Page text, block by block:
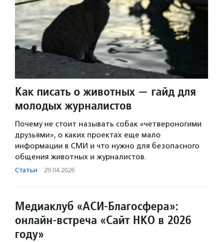
Как писать о животных — гайд для
молодых журналистов
Почему не стоит называть собак «четвероногими
друзьями», о каких проектах еще мало
информации в СМИ и что нужно для безопасного
общения животных и журналистов.
Статьи · 29.04.2026
Медиаклуб «АСИ-Благосфера»:
онлайн-встреча «Сайт НКО в 2026
году»